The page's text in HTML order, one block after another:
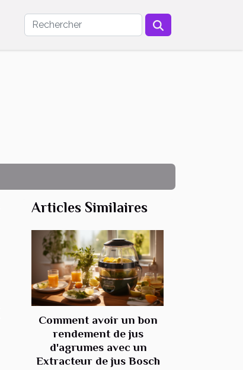
Articles Similaires
Comment avoir un bon
rendement de jus
d'agrumes avec un
Extracteur de jus Bosch